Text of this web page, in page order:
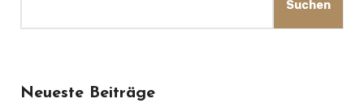
Suchen
Neueste Beiträge